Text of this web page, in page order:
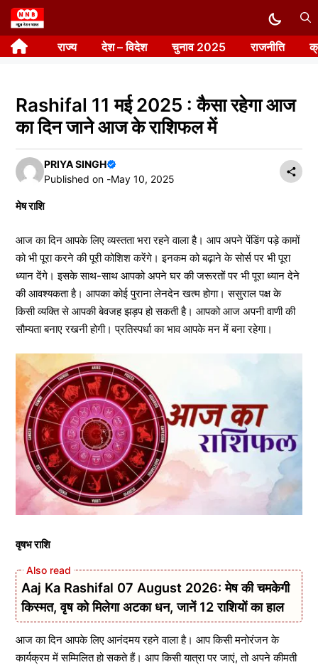
Skip
to
content राज्य देश – विदेश चुनाव 2025 राजनीति
Rashifal 11 मई 2025 : कैसा रहेगा आज
का दिन जाने आज के राशिफल में
PRIYA SINGH
Published on -May 10, 2025
मेष राशि
आज का दिन आपके लिए व्यस्तता भरा रहने वाला है। आप अपने पेंडिंग पड़े कामों
को भी पूरा करने की पूरी कोशिश करेंगे। इनकम को बढ़ाने के सोर्स पर भी पूरा
ध्यान देंगे। इसके साथ-साथ आपको अपने घर की जरूरतों पर भी पूरा ध्यान देने
की आवश्यकता है। आपका कोई पुराना लेनदेन खत्म होगा। ससुराल पक्ष के
किसी व्यक्ति से आपकी बेवजह झड़प हो सकती है। आपको आज अपनी वाणी की
सौम्यता बनाए रखनी होगी। प्रतिस्पर्धा का भाव आपके मन में बना रहेगा।
वृषभ राशि
Aaj Ka Rashifal 07 August 2026: मेष की चमकेगी
किस्मत, वृष को मिलेगा अटका धन, जानें 12 राशियों का हाल
आज का दिन आपके लिए आनंदमय रहने वाला है। आप किसी मनोरंजन के
कार्यक्रम में सम्मिलित हो सकते हैं। आप किसी यात्रा पर जाएं, तो अपने कीमती